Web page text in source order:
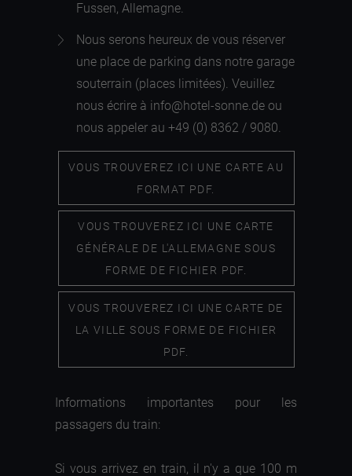
Fussen, Allemagne.
Nous serons heureux de vous réserver
une place de parking dans notre garage
souterrain (places limitées). Veuillez
nous écrire à info@hotel-sonne.de ou
nous appeler au +49 (0) 8362 / 9080.
VOUS TROUVEREZ ICI UNE CARTE AU
FORMAT PDF.
VOUS TROUVEREZ ICI UNE CARTE
GÉNÉRALE DE L'ALLEMAGNE SOUS
FORME DE FICHIER PDF.
VOUS TROUVEREZ ICI UNE CARTE DE
LA VILLE SOUS FORME DE FICHIER
PDF.
Informations importantes pour les
passagers du train:
Si vous arrivez en train, il n'y a que 100 m